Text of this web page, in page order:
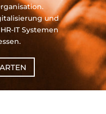
und
IT Systemen